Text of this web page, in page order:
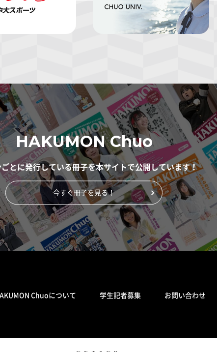
HAKUMON Chuo
とに発行している冊子を本サイトで公開しています！
今すぐ冊子を見る！
Chuoについて 学生記者募集 お問い合わせ